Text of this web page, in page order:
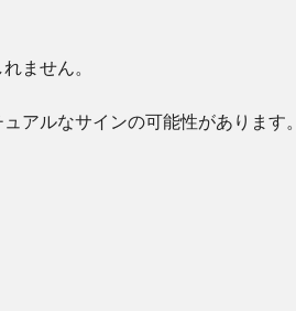
ません。
アルなサインの可能性があります。